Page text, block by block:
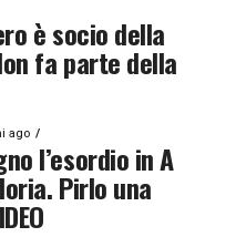
è socio della
fa parte della
ago
l’esordio in A
Pirlo una